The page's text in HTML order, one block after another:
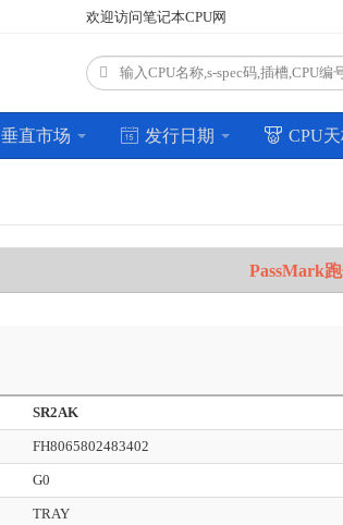
欢迎访问笔记本CPU网
垂直市场 发行日期 CPU
PassMark
SR2AK
FH8065802483402
G0
TRAY